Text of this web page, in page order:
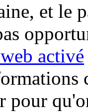
et le
activé
pour